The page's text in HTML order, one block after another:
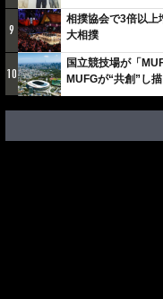
しみでしかないで
9
相撲協会で3倍以上
大相撲
10
国立競技場が「
MUFGが“共創”し